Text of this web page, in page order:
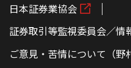
日本証券業協会
証券取引等監視委員会／情
ご意見・苦情について（野